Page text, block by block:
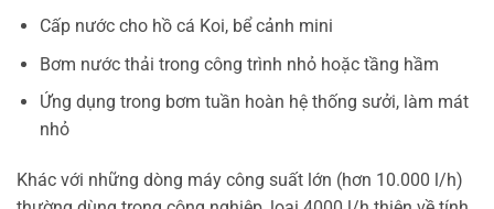
Cấp nước cho hồ cá Koi, bể cảnh mini
Bơm nước thải trong công trình nhỏ hoặc tầng hầm
Ứng dụng trong bơm tuần hoàn hệ thống sưởi, làm mát
nhỏ
Khác với những dòng máy công suất lớn (hơn 10.000 l/h)